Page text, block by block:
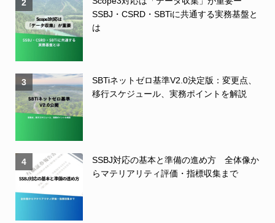
2
SSBJ・CSRD・SBTiに共通する実務基盤と
は
3
SBTiネットゼロ基準V2.0決定版：変更点、
移行スケジュール、実務ポイントを解説
4
SSBJ対応の基本と準備の進め方 全体像か
らマテリアリティ評価・指標収集まで